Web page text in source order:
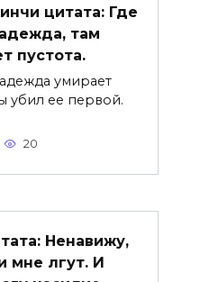
цитата: Где
там
пустота.
умирает
убил ее первой.
20
Ненавижу,
мне лгут. И